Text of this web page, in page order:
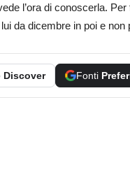
l’ora di conoscerla.
da dicembre in poi e
Discover Fonti